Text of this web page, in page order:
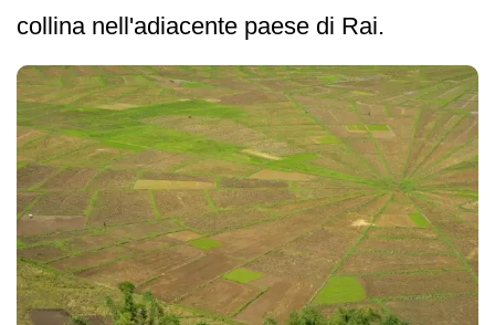
collina nell'adiacente paese di Rai.